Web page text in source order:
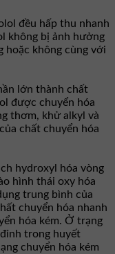
đều hấp thu nhanh
không bị ảnh hưởng
hoặc không cùng với
lớn thành chất
được chuyển hóa
thơm, khử alkyl và
chất chuyển hóa
hydroxyl hóa vòng
hình thái oxy hóa
trung bình của
chuyển hóa nhanh
hóa kém. Ở trạng
trong huyết
chuyển hóa kém